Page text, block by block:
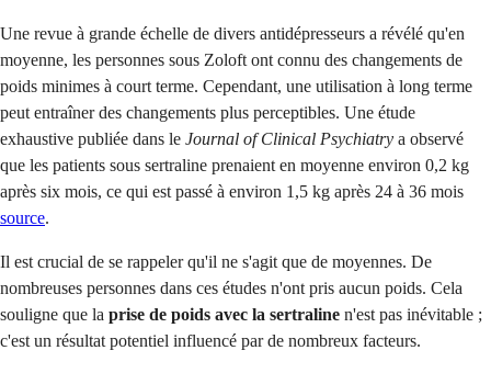
Une revue à grande échelle de divers antidépresseurs a révélé qu'en
moyenne, les personnes sous Zoloft ont connu des changements de
poids minimes à court terme. Cependant, une utilisation à long terme
peut entraîner des changements plus perceptibles. Une étude
exhaustive publiée dans le Journal of Clinical Psychiatry a observé
que les patients sous sertraline prenaient en moyenne environ 0,2 kg
après six mois, ce qui est passé à environ 1,5 kg après 24 à 36 mois
source.
Il est crucial de se rappeler qu'il ne s'agit que de moyennes. De
nombreuses personnes dans ces études n'ont pris aucun poids. Cela
souligne que la prise de poids avec la sertraline n'est pas inévitable ;
c'est un résultat potentiel influencé par de nombreux facteurs.